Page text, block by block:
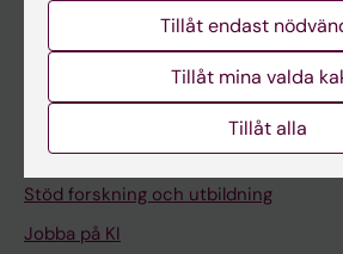
Medarbetarportalen
Universitetsbiblioteket
Stöd forskning och utbildning
Jobba på KI
Tillåt endast
Tillåt mina valda
Tillåt alla